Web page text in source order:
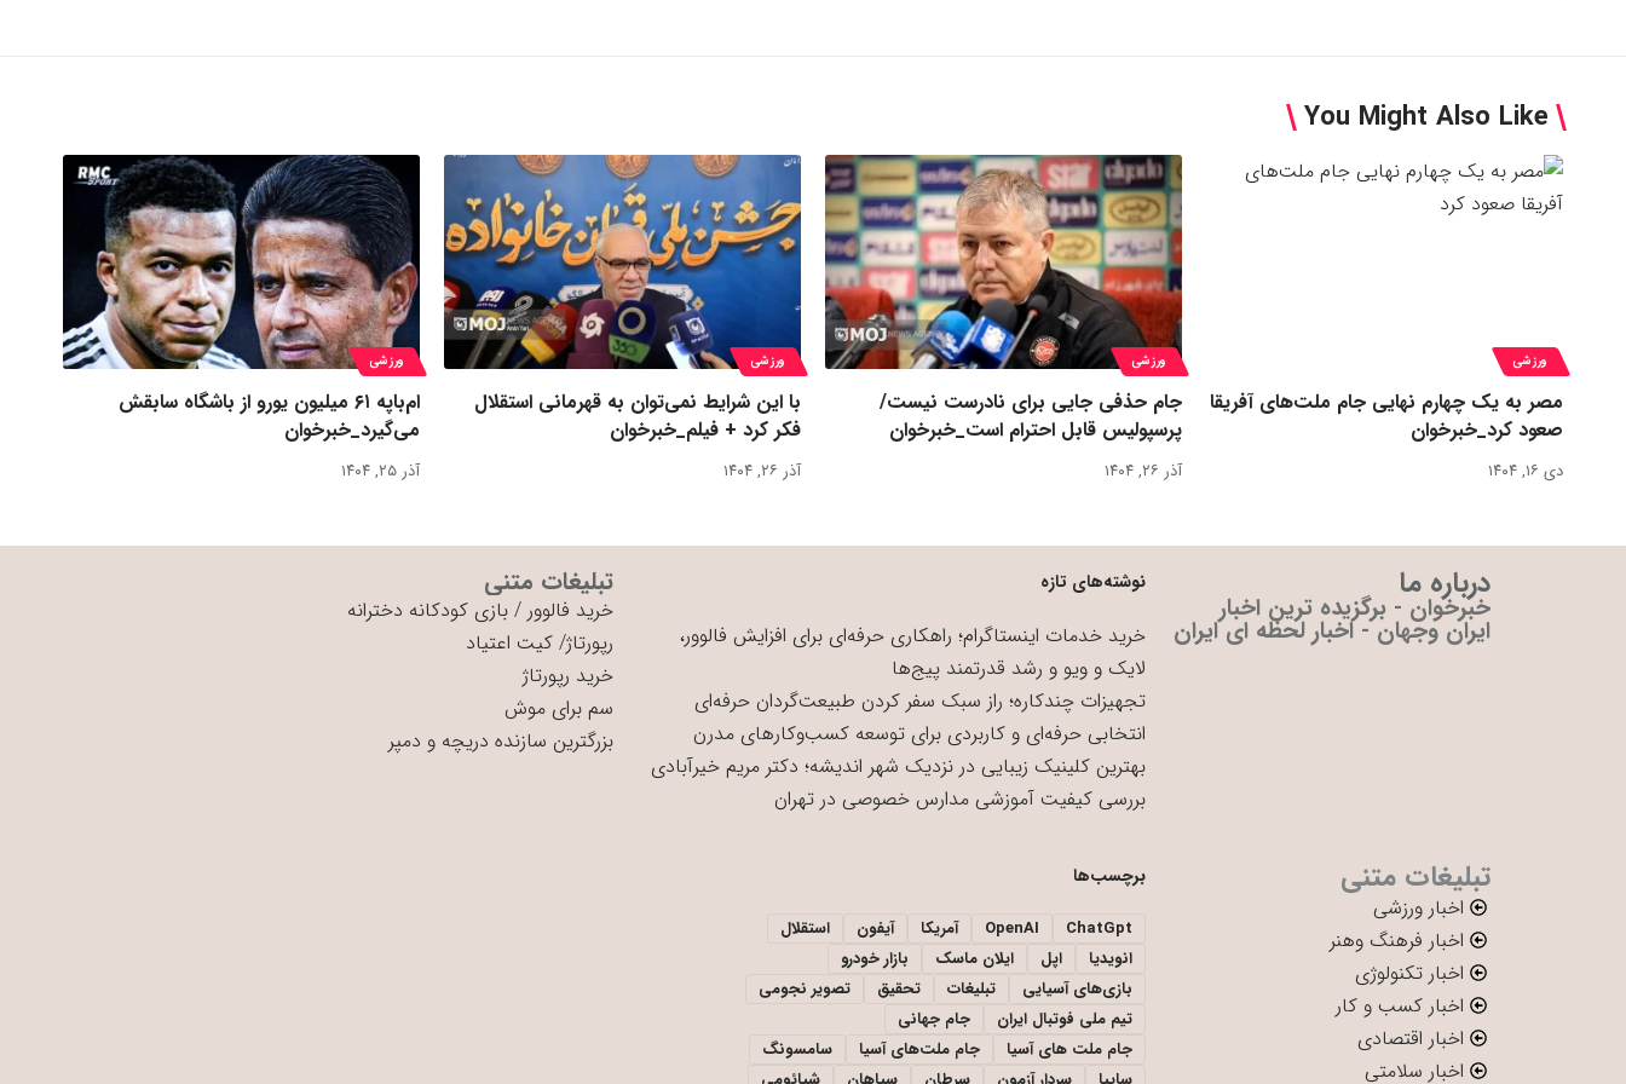
You Might Also Like
ورزشی
مصر به یک چهارم نهایی جام ملت‌های آفریقا
صعود کرد_خبرخوان
دی ۱۶, ۱۴۰۴
ورزشی
جام حذفی جایی برای نادرست نیست/
پرسپولیس قابل احترام است_خبرخوان
آذر ۲۶, ۱۴۰۴
ورزشی
با این شرایط نمی‌توان به قهرمانی استقلال
فکر کرد + فیلم_خبرخوان
آذر ۲۶, ۱۴۰۴
ورزشی
ام‌باپه ۶۱ میلیون یورو از باشگاه سابقش
می‌گیرد_خبرخوان
آذر ۲۵, ۱۴۰۴
درباره ما
خبرخوان - برگزیده ترین اخبار
ایران وجهان - اخبار لحظه ای ایران
نوشته‌های تازه
خرید خدمات اینستاگرام؛ راهکاری حرفه‌ای برای افزایش فالوور،
لایک و ویو و رشد قدرتمند پیج‌ها
تجهیزات چندکاره؛ راز سبک سفر کردن طبیعت‌گردان حرفه‌ای
انتخابی حرفه‌ای و کاربردی برای توسعه کسب‌وکارهای مدرن
بهترین کلینیک زیبایی در نزدیک شهر اندیشه؛ دکتر مریم خیرآبادی
بررسی کیفیت آموزشی مدارس خصوصی در تهران
تبلیغات متنی
خرید فالوور /بازی کودکانه دخترانه
رپورتاژ/کیت اعتیاد
خرید رپورتاژ
سم برای موش
بزرگترین سازنده دریچه و دمپر
تبلیغات متنی
اخبار ورزشی
اخبار فرهنگ وهنر
اخبار تکنولوژی
اخبار کسب و کار
اخبار اقتصادی
اخبار سلامتی
برچسب‌ها
ChatGpt
OpenAI آمریکا آیفون
استقلال
انویدیا
اپل ایلان ماسک
بازار خودرو
بازی‌های آسیایی
تبلیغات تحقیق
تصویر نجومی
تیم ملی فوتبال ایران
جام جهانی
جام ملت های آسیا
جام ملت‌های آسیا
سامسونگ